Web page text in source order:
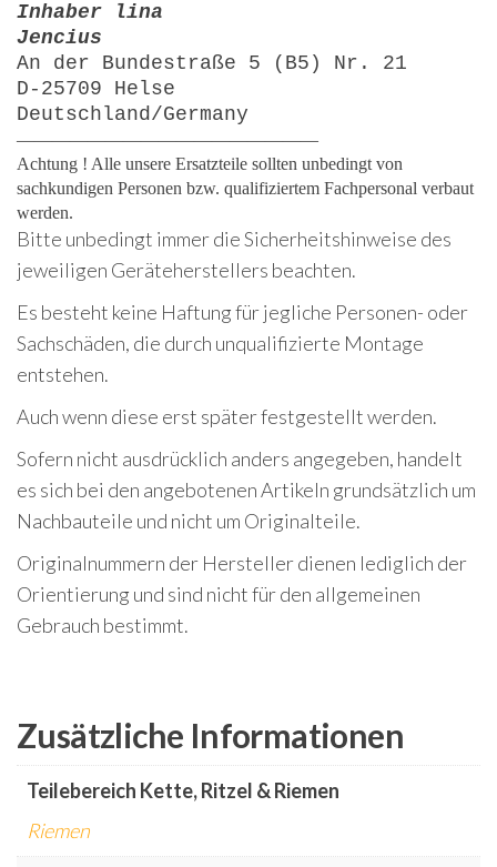
Inhaber lina
Jencius
An der Bundestraße 5 (B5) Nr. 21
D-25709 Helse
Deutschland/Germany
—————————————————
Achtung ! Alle unsere Ersatzteile sollten unbedingt von
sachkundigen Personen bzw. qualifiziertem Fachpersonal verbaut
werden.
Bitte unbedingt immer die Sicherheitshinweise des
jeweiligen Geräteherstellers beachten.
Es besteht keine Haftung für jegliche Personen- oder
Sachschäden, die durch unqualifizierte Montage
entstehen.
Auch wenn diese erst später festgestellt werden.
Sofern nicht ausdrücklich anders angegeben, handelt
es sich bei den angebotenen Artikeln grundsätzlich um
Nachbauteile und nicht um Originalteile.
Originalnummern der Hersteller dienen lediglich der
Orientierung und sind nicht für den allgemeinen
Gebrauch bestimmt.
Zusätzliche Informationen
Teilebereich Kette, Ritzel & Riemen
Riemen